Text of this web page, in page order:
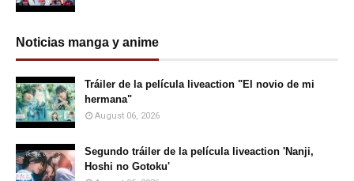
Noticias manga y anime
Tráiler de la película liveaction "El novio de mi
hermana"
August 06, 2026
Segundo tráiler de la película liveaction 'Nanji,
Hoshi no Gotoku'